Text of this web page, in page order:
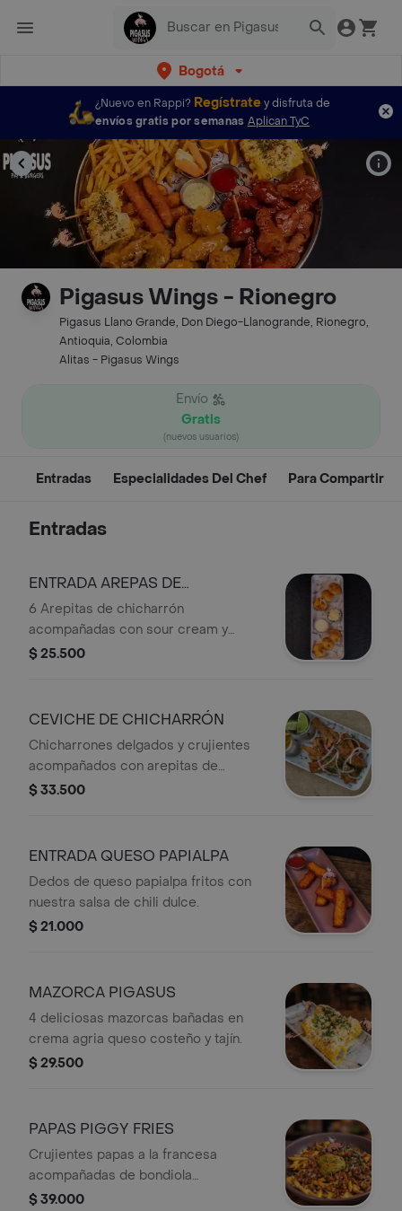
Bogotá
¿Nuevo en Rappi? Regístratey disfruta de
envíos gratis por semanas Aplican TyC
Pigasus Wings - Rionegro
Pigasus Llano Grande, Don Diego-Llanogrande, Rionegro,
Antioquia, Colombia
Alitas - Pigasus Wings
Envío
Gratis
(nuevos usuarios)
Entradas Especialidades Del Chef Para Compartir
Entradas
ENTRADA AREPAS DE
CHICHARRON X6 UNDS
6 Arepitas de chicharrón
acompañadas con sour cream y
queso blanco.
$ 25.500
CEVICHE DE CHICHARRÓN
Chicharrones delgados y crujientes
acompañados con arepitas de
chicharrón.
$ 33.500
ENTRADA QUESO PAPIALPA
Dedos de queso papialpa fritos con
nuestra salsa de chili dulce.
$ 21.000
MAZORCA PIGASUS
4 deliciosas mazorcas bañadas en
crema agria queso costeño y tajín.
$ 29.500
PAPAS PIGGY FRIES
Crujientes papas a la francesa
acompañadas de bondiola
desmechadapico de galloguacamole
$ 39.000